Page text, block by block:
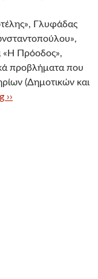
Γλυφάδας
«Η Πρόοδος»,
προβλήματα που
(Δημοτικών και
››